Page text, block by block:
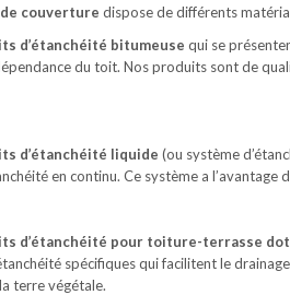
couverture dispose de différents
d’étanchéité bitumeuse qui se
du toit. Nos produits sont de
d’étanchéité liquide (ou système
en continu. Ce système a l’avantage
d’étanchéité pour toiture-terrasse
spécifiques qui facilitent le
terre végétale.